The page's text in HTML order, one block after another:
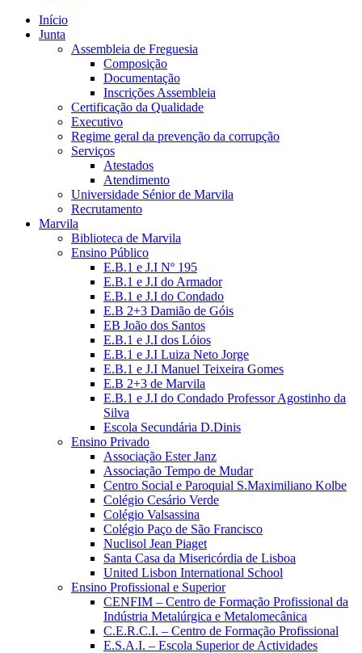
Início
Junta
Assembleia de Freguesia
Composição
Documentação
Inscrições Assembleia
Certificação da Qualidade
Executivo
Regime geral da prevenção da corrupção
Serviços
Atestados
Atendimento
Universidade Sénior de Marvila
Recrutamento
Marvila
Biblioteca de Marvila
Ensino Público
E.B.1 e J.I Nº 195
E.B.1 e J.I do Armador
E.B.1 e J.I do Condado
E.B 2+3 Damião de Góis
EB João dos Santos
E.B.1 e J.I dos Lóios
E.B.1 e J.I Luiza Neto Jorge
E.B.1 e J.I Manuel Teixeira Gomes
E.B 2+3 de Marvila
E.B.1 e J.I do Condado Professor Agostinho da
Silva
Escola Secundária D.Dinis
Ensino Privado
Associação Ester Janz
Associação Tempo de Mudar
Centro Social e Paroquial S.Maximiliano Kolbe
Colégio Cesário Verde
Colégio Valsassina
Colégio Paço de São Francisco
Nuclisol Jean Piaget
Santa Casa da Misericórdia de Lisboa
United Lisbon International School
Ensino Profissional e Superior
CENFIM – Centro de Formação Profissional da
Indústria Metalúrgica e Metalomecânica
C.E.R.C.I. – Centro de Formação Profissional
E.S.A.I. – Escola Superior de Actividades